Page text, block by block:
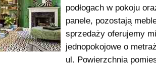
podłogach w pokoju
panele, pozostają
sprzedaży oferujemy
jednopokojowe o
ul. Powierzchnia